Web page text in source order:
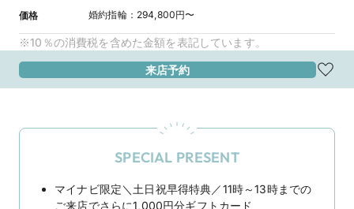
価格 婚約指輪： 294,800円〜
※10％の消費税を含めた金額を表記しています。
来店予約
SPECIAL PRESENT
マイナビ限定＼土日祝早得特典／11時～13時までの
ご来店でさらに1,000円分ギフトカード